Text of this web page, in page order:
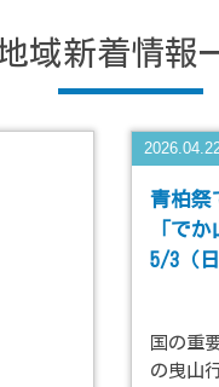
域新着情報
青柏祭
「でか
5/3（
国の重
の曳山